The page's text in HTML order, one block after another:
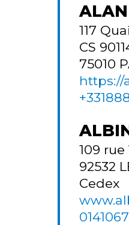
117
CS
75010
https://
109
92532
Cedex